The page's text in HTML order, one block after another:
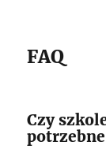
FAQ
Czy